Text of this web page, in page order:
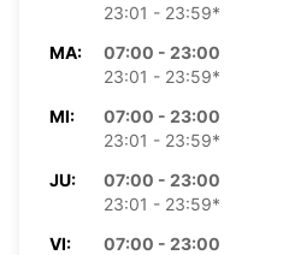
23:01 - 23:59*
MA:
07:00 - 23:00
23:01 - 23:59*
MI:
07:00 - 23:00
23:01 - 23:59*
JU:
07:00 - 23:00
23:01 - 23:59*
VI:
07:00 - 23:00